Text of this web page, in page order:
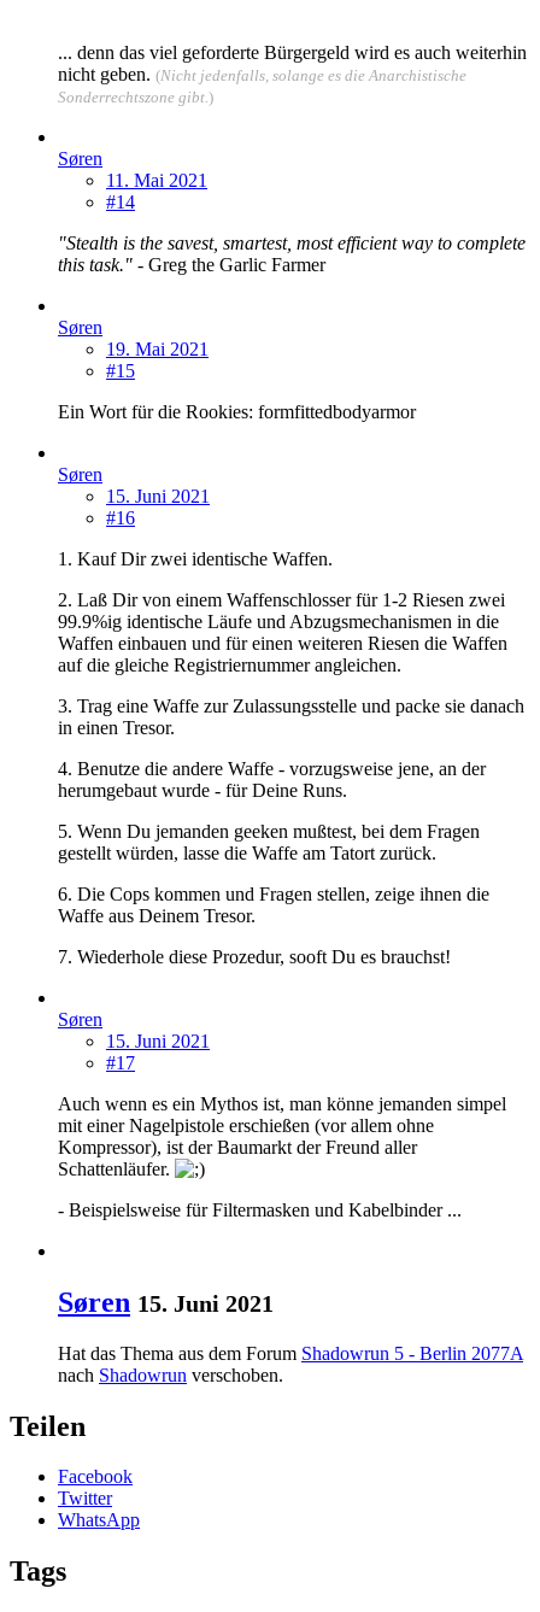
... denn das viel geforderte Bürgergeld wird es auch weiterhin
nicht geben. (Nicht jedenfalls, solange es die Anarchistische
Sonderrechtszone gibt. )
Søren
11. Mai 2021
#14
"Stealth is the savest, smartest, most efficient way to complete
this task." - Greg the Garlic Farmer
Søren
19. Mai 2021
#15
Ein Wort für die Rookies: formfittedbodyarmor
Søren
15. Juni 2021
#16
1. Kauf Dir zwei identische Waffen.
2. Laß Dir von einem Waffenschlosser für 1-2 Riesen zwei
99.9%ig identische Läufe und Abzugsmechanismen in die
Waffen einbauen und für einen weiteren Riesen die Waffen
auf die gleiche Registriernummer angleichen.
3. Trag eine Waffe zur Zulassungsstelle und packe sie danach
in einen Tresor.
4. Benutze die andere Waffe - vorzugsweise jene, an der
herumgebaut wurde - für Deine Runs.
5. Wenn Du jemanden geeken mußtest, bei dem Fragen
gestellt würden, lasse die Waffe am Tatort zurück.
6. Die Cops kommen und Fragen stellen, zeige ihnen die
Waffe aus Deinem Tresor.
7. Wiederhole diese Prozedur, sooft Du es brauchst!
Søren
15. Juni 2021
#17
Auch wenn es ein Mythos ist, man könne jemanden simpel
mit einer Nagelpistole erschießen (vor allem ohne
Kompressor), ist der Baumarkt der Freund aller
Schattenläufer.
- Beispielsweise für Filtermasken und Kabelbinder ...
Søren 15. Juni 2021
Hat das Thema aus dem Forum Shadowrun 5 - Berlin 2077A
nach Shadowrun verschoben.
Teilen
Facebook
Twitter
WhatsApp
Tags